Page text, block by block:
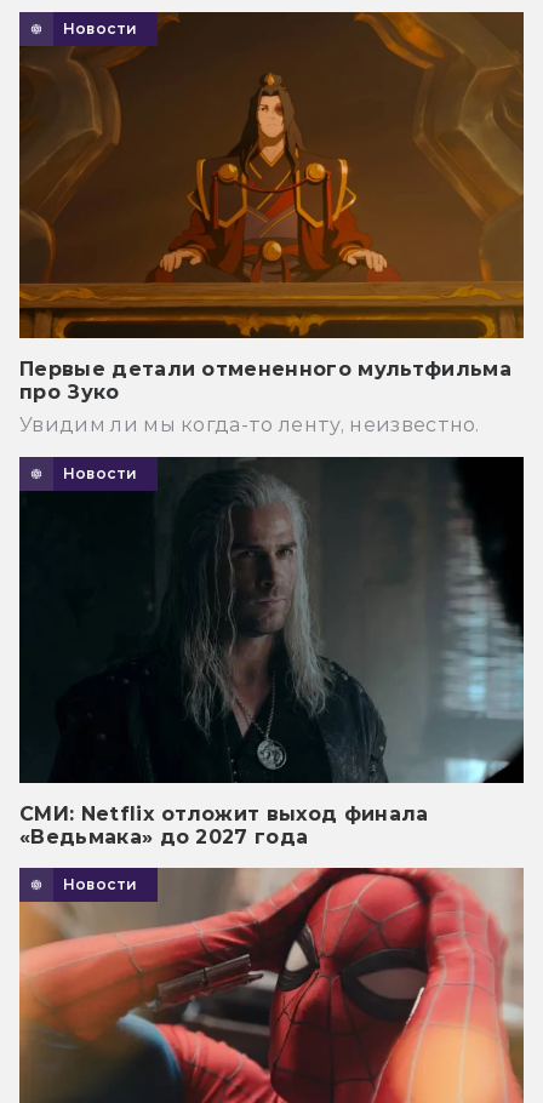
Новости
Первые детали отмененного мультфильма
про Зуко
Увидим ли мы когда-то ленту, неизвестно.
Новости
СМИ: Netflix отложит выход финала
«Ведьмака» до 2027 года
Новости